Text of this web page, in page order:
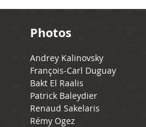
Photos
Andrey Kalinovsky
François-Carl Duguay
Bakt El Raalis
Patrick Baleydier
Renaud Sakelaris
Rémy Ogez